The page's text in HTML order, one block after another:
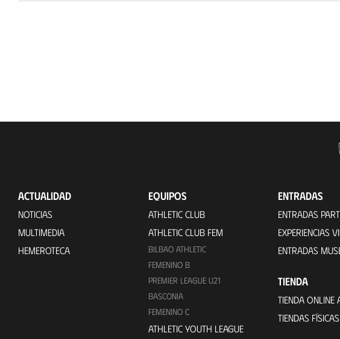
ACTUALIDAD
NOTICIAS
MULTIMEDIA
HEMEROTECA
EQUIPOS
ATHLETIC CLUB
ATHLETIC CLUB FEM
BILBAO ATHLETIC
FEMENINO B
PREMIER LEAGUE U21
BASCONIA
FEMENINO C
ATHLETIC YOUTH LEAGUE
ENTRADAS
ENTRADAS
EXPERIENCIAS
ENTRADAS
TIENDA
TIENDA ONLINE
TIENDAS FÍSICAS